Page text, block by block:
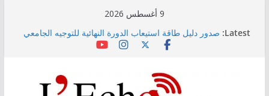
9 أغسطس 2026
Latest: صدور دليل طاقة استيعاب الدورة النهائية للتوجيه الجامعي
وزير التجهيز يتفقد سير أشغال مشروع المدخل الجنوبي